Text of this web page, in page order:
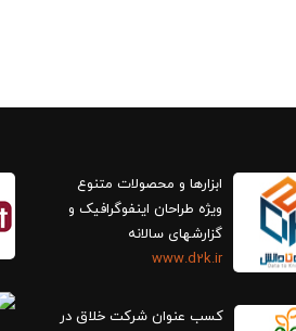
ابزارها و محصولات متنوع
ویژه طراحان اینفوگرافیک و
گزارش‎های سالانه
www.d2k.ir
کسب عنوان شرکت خلاق در